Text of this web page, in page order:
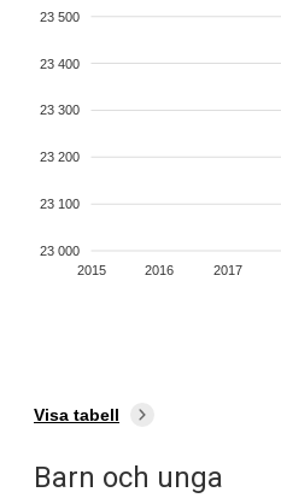
2015 2016 2017
23 000
23 100
23 200
23 300
23 400
23 500
Visa tabell
Barn och unga